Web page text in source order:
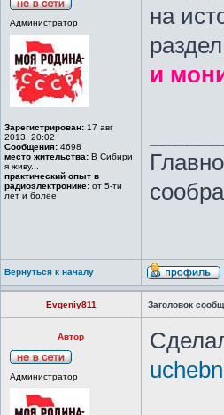
Администратор
Зарегистрирован: 17 авг
2013, 20:02
Сообщения: 4698
место жительства: В Сибири
я живу...
практический опыт в
радиоэлектронике: от 5-ти
лет и более
на
раздел
и
Вернуться к началу
Evgeniy811 Заголовок
Автор
Администратор